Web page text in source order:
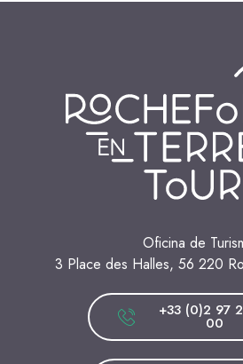
Oficina de
3 Place des Halles, 56 220
+33 (0)2 97
00